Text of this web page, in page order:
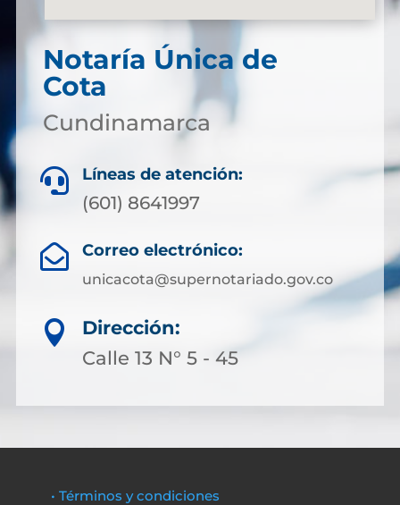
Notaría Única de
Cota
Cundinamarca
 Líneas de atención:
(601) 8641997
 Correo electrónico:
unicacota@supernotariado.gov.co

Dirección:
Calle 13 N° 5 - 45
• Términos y condiciones